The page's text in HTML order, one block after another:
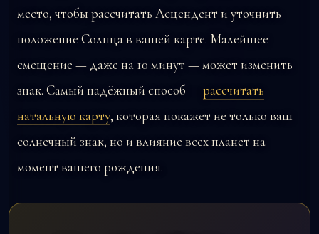
место, чтобы рассчитать Асцендент и уточнить
положение Солнца в вашей карте. Малейшее
смещение — даже на 10 минут — может изменить
знак. Самый надёжный способ —рассчитать
натальную карту, которая покажет не только ваш
солнечный знак, но и влияние всех планет на
момент вашего рождения.